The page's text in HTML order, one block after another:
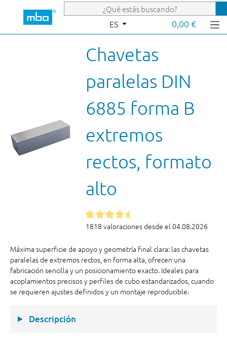
Saltar al contenido principal
ES 0,00 €
Chavetas
paralelas DIN
6885 forma B
extremos
rectos, formato
alto
1818 valoraciones desde el 04.08.2026
Máxima superficie de apoyo y geometría final clara: las chavetas
paralelas de extremos rectos, en forma alta, ofrecen una
fabricación sencilla y un posicionamiento exacto. Ideales para
acoplamientos precisos y perfiles de cubo estandarizados, cuando
se requieren ajustes definidos y un montaje reproducible.
Descripción